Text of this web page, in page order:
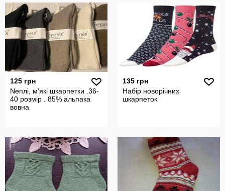
125 грн
Nеплі, мʼякі шкарпетки .36-
40 розмір . 85% альпака
вовна
135 грн
Набір новорічних
шкарпеток